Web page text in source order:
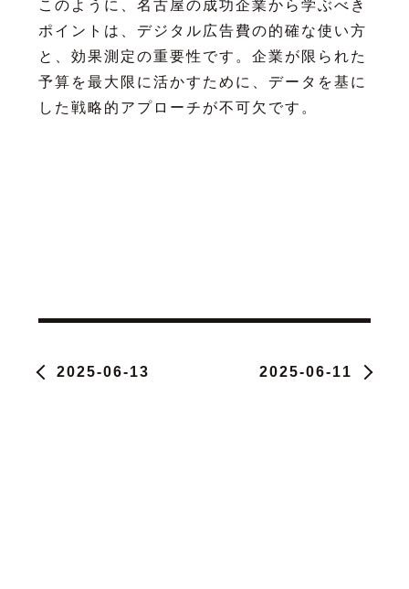
このように、名古屋の成功企業から学ぶべき
ポイントは、デジタル広告費の的確な使い方
と、効果測定の重要性です。企業が限られた
予算を最大限に活かすために、データを基に
した戦略的アプローチが不可欠です。
2025-06-13 2025-06-11